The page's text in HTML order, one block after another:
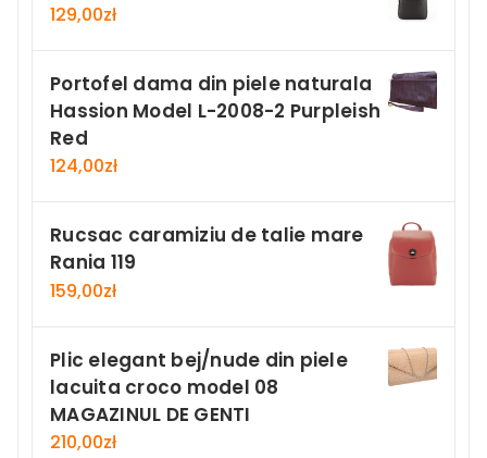
129,00zł
Portofel dama din piele naturala
Hassion Model L-2008-2 Purpleish
Red
124,00zł
Rucsac caramiziu de talie mare
Rania 119
159,00zł
Plic elegant bej/nude din piele
lacuita croco model 08
MAGAZINUL DE GENTI
210,00zł